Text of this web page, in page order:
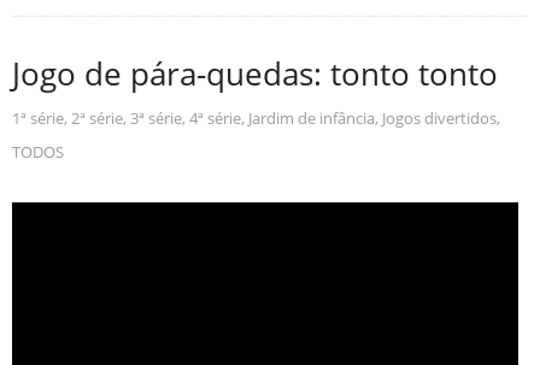
Jogo de pára-quedas: tonto tonto
1ª série, 2ª série, 3ª série, 4ª série, Jardim de infância, Jogos divertidos,
TODOS